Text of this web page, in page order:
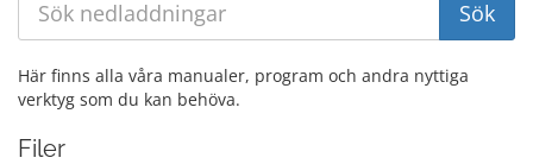
Här finns alla våra manualer, program och andra nyttiga
verktyg som du kan behöva.
Filer